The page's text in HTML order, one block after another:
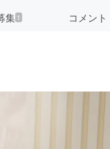
集 1 コメント